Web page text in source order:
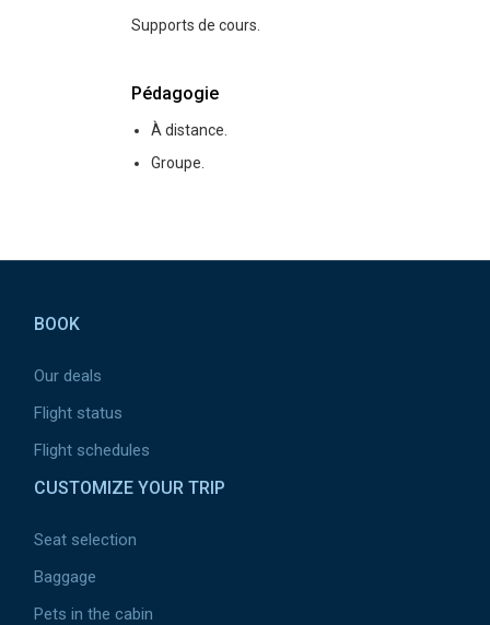
Supports de cours.
Pédagogie
À distance.
Groupe.
BOOK
Our deals
Flight status
Flight schedules
CUSTOMIZE YOUR TRIP
Seat selection
Baggage
Pets in the cabin